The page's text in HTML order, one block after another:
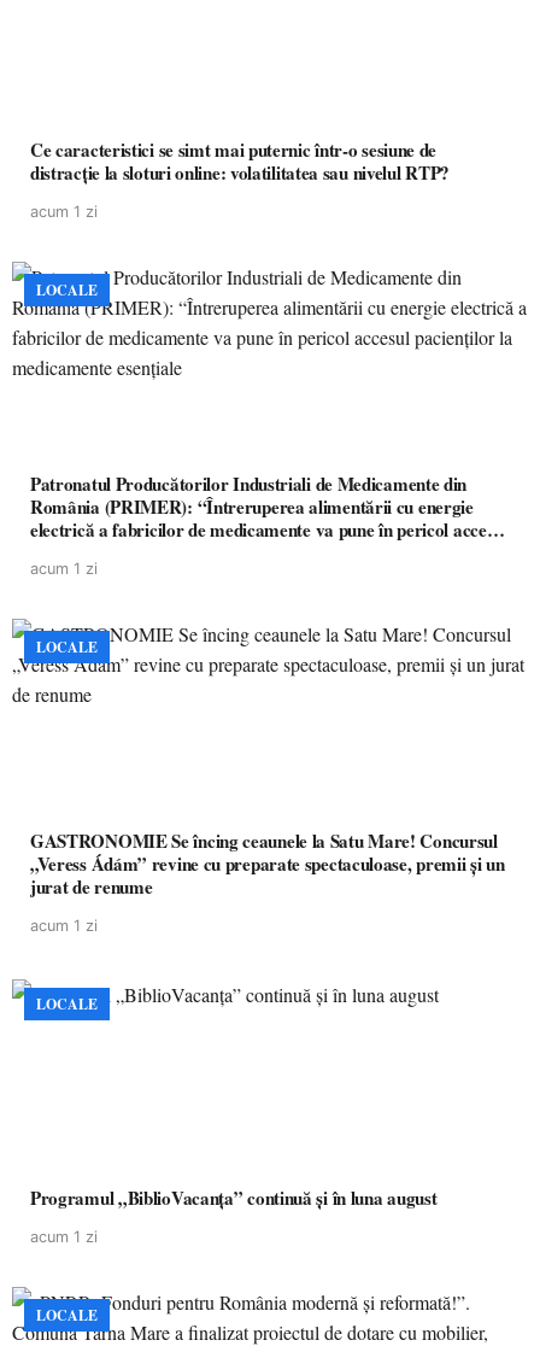
Ce caracteristici se simt mai puternic într-o sesiune de
distracție la sloturi online: volatilitatea sau nivelul RTP?
acum 1 zi
LOCALE
Patronatul Producătorilor Industriali de Medicamente din
România (PRIMER): “Întreruperea alimentării cu energie
electrică a fabricilor de medicamente va pune în pericol accesul
acum 1 zi
LOCALE
GASTRONOMIE Se încing ceaunele la Satu Mare! Concursul
„Veress Ádám” revine cu preparate spectaculoase, premii și un
jurat de renume
acum 1 zi
LOCALE
Programul „BiblioVacanța” continuă și în luna august
acum 1 zi
LOCALE